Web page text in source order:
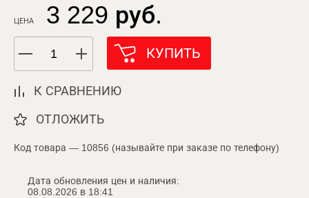
ЦЕНА 3 229 руб.
КУПИТЬ
К СРАВНЕНИЮ
ОТЛОЖИТЬ
Код товара — 10856 (называйте при заказе по телефону)
Дата обновления цен и наличия:
08.08.2026 в 18:41